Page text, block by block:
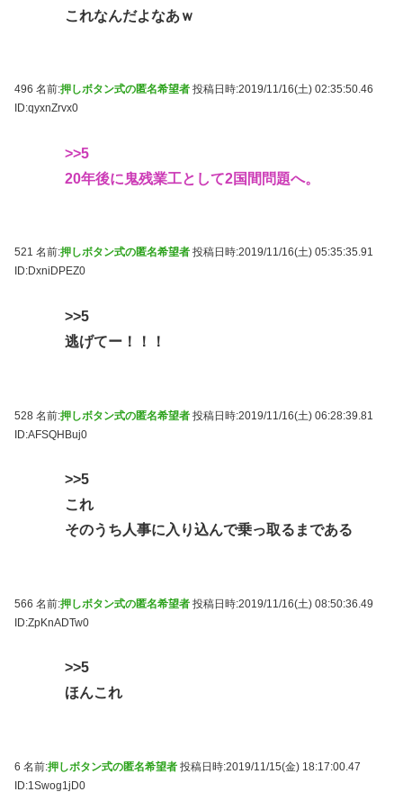
これなんだよなあｗ
496 名前:押しボタン式の匿名希望者 投稿日時:2019/11/16(土) 02:35:50.46
ID:qyxnZrvx0
>>5
20年後に鬼残業工として2国間問題へ。
521 名前:押しボタン式の匿名希望者 投稿日時:2019/11/16(土) 05:35:35.91
ID:DxniDPEZ0
>>5
逃げてー！！！
528 名前:押しボタン式の匿名希望者 投稿日時:2019/11/16(土) 06:28:39.81
ID:AFSQHBuj0
>>5
これ
そのうち人事に入り込んで乗っ取るまである
566 名前:押しボタン式の匿名希望者 投稿日時:2019/11/16(土) 08:50:36.49
ID:ZpKnADTw0
>>5
ほんこれ
6 名前:押しボタン式の匿名希望者 投稿日時:2019/11/15(金) 18:17:00.47
ID:1Swog1jD0